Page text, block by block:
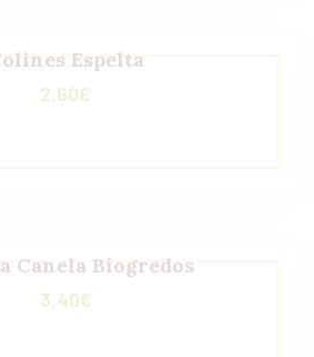
Espelta
2,60€
Canela Biogredos
3,40€